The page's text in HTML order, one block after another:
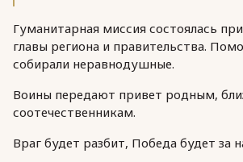
Гуманитарная миссия состоялась
главы региона и правительства.
собирали неравнодушные.
Воины передают привет родным,
соотечественникам.
Враг будет разбит, Победа будет за